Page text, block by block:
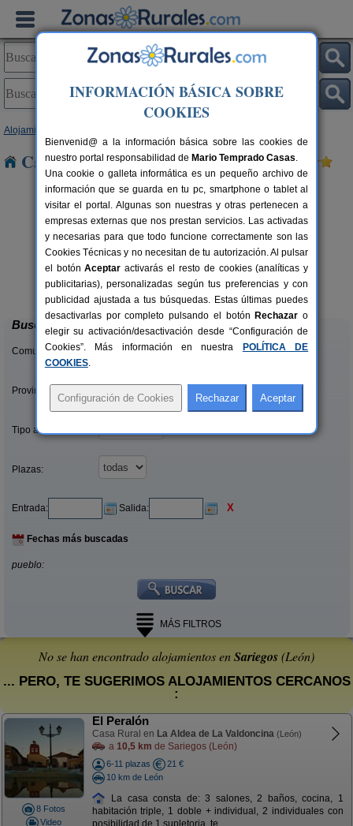
Alojamientos
Casas Rurales cerca de Sariegos
8+1 pers.
desde27 €
Complejo Rural Aguas Frías
La Omañuela (León)
Buscar
Comunidades:
Provincias/Islas:
Tipo alquiler:
Plazas:
Entrada: Salida: X
Fechas más buscadas
pueblo:
MÁS FILTROS
No se han encontrado alojamientos enSariegos(León)
... PERO, TE SUGERIMOS ALOJAMIENTOS CERCANOS
:
8 Fotos
Video
El Peralón
Casa Rural en La Aldea de La Valdoncina (León)
a 10,5 km de Sariegos (León)
6-11 plazas
21 €
10 km de León
La casa consta de: 3 salones, 2 baños, cocina, 1
habitación triple, 1 doble + individual, 2 individuales con
INFORMACIÓN BÁSICA SOBRE
COOKIES
Bienvenid@ a la información básica sobre las cookies de
nuestro portal responsabilidad de Mario Temprado Casas.
Una cookie o galleta informática es un pequeño archivo de
información que se guarda en tu pc, smartphone o tablet al
visitar el portal. Algunas son nuestras y otras pertenecen a
empresas externas que nos prestan servicios. Las activadas
y necesarias para que todo funcione correctamente son las
Cookies Técnicas y no necesitan de tu autorización. Al pulsar
el botónAceptar activarás el resto de cookies (analíticas y
publicitarias), personalizadas según tus preferencias y con
publicidad ajustada a tus búsquedas. Estas últimas puedes
desactivarlas por completo pulsando el botón Rechazar o
elegir su activación/desactivación desde “Configuración de
Cookies”. Más información en nuestra
POLÍTICA DE
COOKIES.